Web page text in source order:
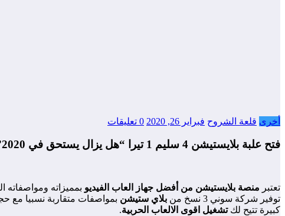
أخرى قلعة الشروح فبراير 26, 2020 0 تعليقات
فتح علبة بلايستيشن 4 سليم 1 تيرا “هل يزال يستحق في 2020”
تعتبر منصة بلايستيشن من أفضل جهاز العاب الفيديو بمميزاته
توفير شركة سوني 3 نسخ من
بلاي ستيشن بمواصفات متقاربة نسبيا مع
كبيرة تتيح لكتشغيل اقوى الالعاب الحربية.